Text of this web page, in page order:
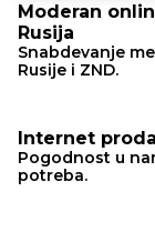
Moderan
Rusija
Snabdevanje
Rusije i ZND.
Internet
Pogodnost u
potreba.